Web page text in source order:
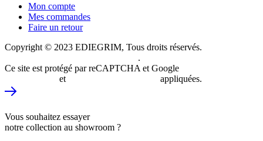
Mon compte
Mes commandes
Faire un retour
Copyright © 2023 EDIEGRIM, Tous droits réservés.
.
Ce site est protégé par reCAPTCHA et Google
et appliquées.
Vous souhaitez essayer
notre collection au showroom ?